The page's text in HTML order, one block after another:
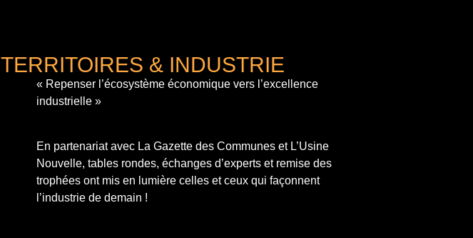
TERRITOIRES & INDUSTRIE
« Repenser l’écosystème économique vers l’excellence
industrielle »
En partenariat avec La Gazette des Communes et L’Usine
Nouvelle, tables rondes, échanges d’experts et remise des
trophées ont mis en lumière celles et ceux qui façonnent
l’industrie de demain !